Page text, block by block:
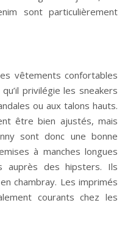
sont particulièrement
vêtements confortables
privilégie les sneakers
ou aux talons hauts.
être bien ajustés, mais
sont donc une bonne
à manches longues
auprès des hipsters. Ils
chambray. Les imprimés
courants chez les